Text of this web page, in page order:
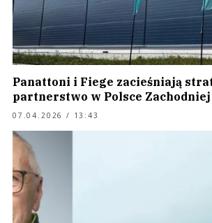
Panattoni i Fiege zacieśniają
partnerstwo w Polsce Zachodniej
07.04.2026 / 13:43